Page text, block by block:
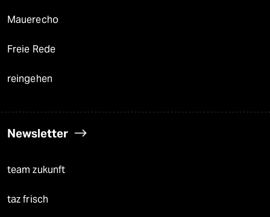
Mauerecho
Freie Rede
reingehen
Newsletter
team zukunft
taz frisch